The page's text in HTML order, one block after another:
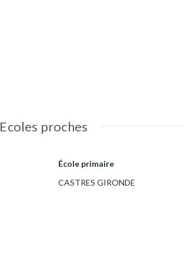
Ecoles proches
École primaire
CASTRES GIRONDE